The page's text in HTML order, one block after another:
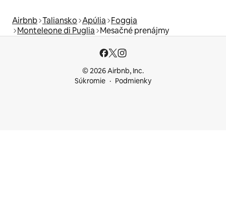
Airbnb Taliansko Apúlia Foggia
Monteleone di Puglia Mesačné prenájmy
© 2026 Airbnb, Inc.
Súkromie
Podmienky